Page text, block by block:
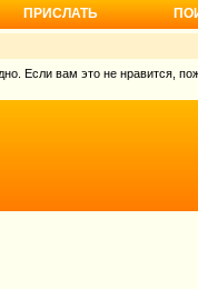
ПРИСЛАТЬ
Если вам это не нравится,